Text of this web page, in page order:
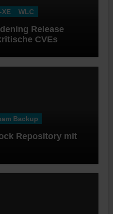
XE WLC
Release
CVEs
Backup
Repository mit